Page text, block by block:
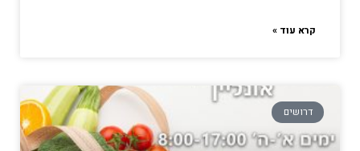
קרא עוד »
דרושים